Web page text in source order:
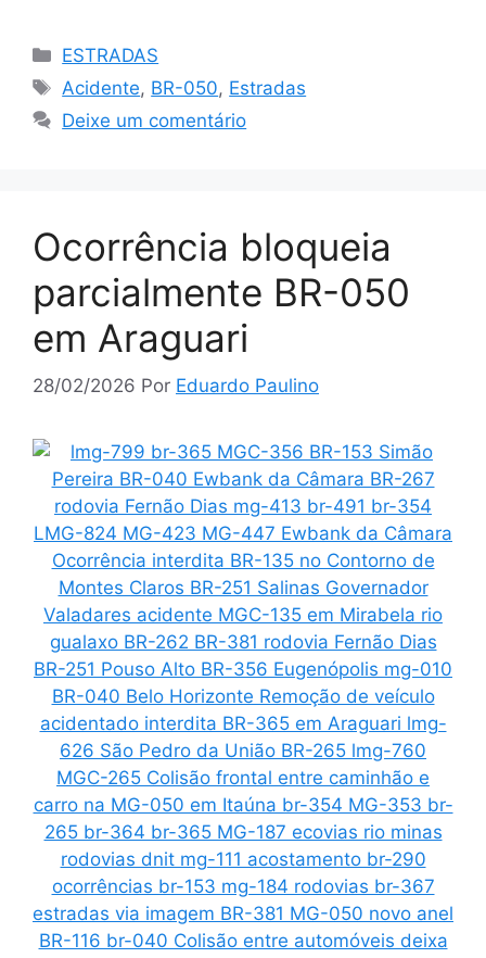
Categorias
ESTRADAS
Tags
Acidente, BR-050, Estradas
Deixe um comentário
Ocorrência bloqueia
parcialmente BR-050
em Araguari
28/02/2026 Por Eduardo Paulino